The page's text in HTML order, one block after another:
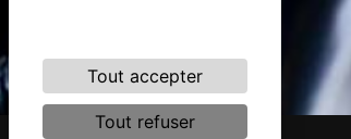
Tout accepter
Tout refuser